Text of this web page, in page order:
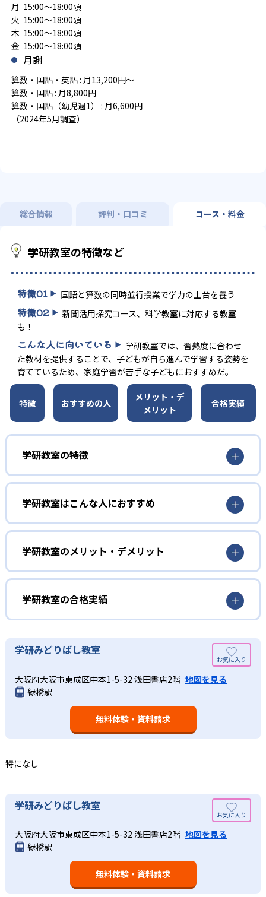
月 15:00～18:00頃
火 15:00～18:00頃
木 15:00～18:00頃
金 15:00～18:00頃
月謝
算数・国語・英語 : 月13,200円～
算数・国語 : 月8,800円
算数・国語（幼児週1） : 月6,600円
（2024年5月調査）
総合情報 評判・口コミ コース・料金
学研教室の特徴など
特徴01 国語と算数の同時並行授業で学力の土台を養う
特徴02
新聞活用探究コース、科学教室に対応する教室
も！
こんな人に向いている
学研教室では、習熟度に合わせ
た教材を提供することで、子どもが自ら進んで学習する姿勢を
育てているため、家庭学習が苦手な子どもにおすすめだ。
特徴 おすすめの人
メリット・デ
メリット
合格実績
学研教室の特徴
01
3歳から高校生まで「無学年方式」で個別指導
学研教室は、0･1･2歳から高校生までを対象として個別指導
解度を最優先して学習を進める「無学年方式」を採用して
いることが特徴だ。この「無学年方式」では、生徒が個々
のペースで学習することができるため、一度立ち止まって
わからないところをしっかり学習したり、余裕がある場合
はどんどん先取り学習を進めたりすることも可能である。
02
生徒それぞれに最適化された学習計画を設計
学研教室の個別指導では、生徒一人ひとりの学力／適性を
しっかり把握した上で学習の出発点を定め、生徒に最適化
された学習計画を設計する。また、生徒それぞれに最適な
教材を提供すると共に、適切なアドバイスも実施。少しず
つレベルアップするスモールステップの教材となっている
ので、つまずくことなく、無理なく無駄なく学習ができ
している。
週2回の教室学習と毎日の家庭学習
学研教室では、週2回の教室学習と毎日の家庭学習（宿題学
習）の相乗効果を活かす形で生徒の学力向上を進める。週2
回の教室学習において指導者は、生徒の様子を観察しなが
ら学習指導と学習管理を実施。教室学習日以外の日のため
に自宅学習用の教材も提供し、学習の習慣化と学力の定着
を図っている。進度が早い子供は先取り学習も可能だ。
学研教室はこんな人におすすめ
勉強全体の底力を上げたい人向け
学研教室は、生徒の「わかった！」を重視する形で個別指
導を行っている。無理なく学習を進められるよう「無学年
方式」を採用しており、わからない問題がある場合は立ち
止まってじっくりと学習することができる。また、覚えた
知識の量などで測りやすい「見える力」だけでなく、学習
に向いている。
算数（数学）と国語の基礎力を上げたい人向け
学研教室では、算数（数学）と国語を全ての教科の基礎に
なるものと考え、その指導を重視している。算数（数学）
では筋道を立てて考える力の育成を、国語では全ての学力
の土台となる「読む力」「書く力」の育成に力を入れてい
る。また、この2教科を切り離さず、くり返し学習と毎日の
語の基礎力を上げたい人に向いている。
学研教室では、小学生については、1回の学習時間を30～
50分程度と設定している。この時間設定は、子どもが集中
して学習できる時間が通常「学年×10分±10分」と考えら
れていることに由来するものだ。この限界を超えて勉強し
ても学習の効果は上がらないと学研教室は考え、単なる長
時間学習よりくり返し学習の効果を重視している。そのた
め、長時間の勉強が苦手な人に向いている。
学研教室のメリット・デメリット
どんなメリットがある？
学研教室が持つ最大のメリットは、学研の教材開発ノウハ
ウを結集して制作した学習教材を使用している点だ。この
教材は、学習指導要領の内容を全てカバーしており、学校
の勉強がよくわかるというもの。基礎から応用まで、少し
ずつステップアップしながら身につけることができ、基礎
固めから先取り学習まで対応している。算数と国語を重視
学研教室の合格実績
学研教室の合格実績は、公式サイトでは公開されていな
学研みどりばし教室
大阪府大阪市東成区中本1-5-32 浅田書店2階 地図を見る
緑橋駅
無料体験・資料請求
特になし
学研みどりばし教室
大阪府大阪市東成区中本1-5-32 浅田書店2階 地図を見る
緑橋駅
無料体験・資料請求